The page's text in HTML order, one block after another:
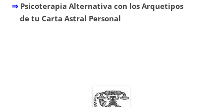
⇒ Psicoterapia Alternativa con los Arquetipos
de tu Carta Astral Personal